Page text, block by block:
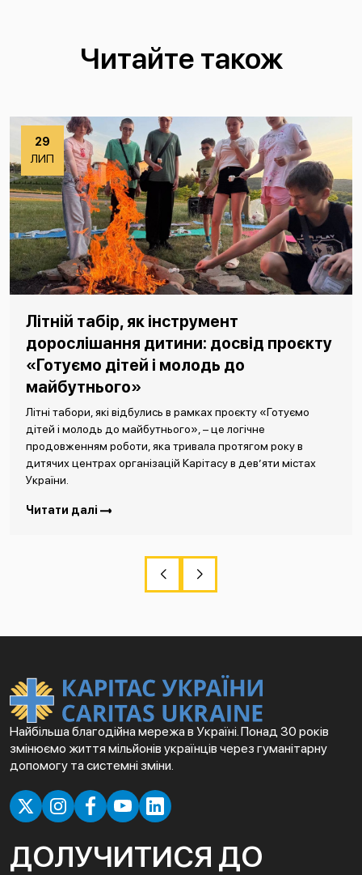
Читайте також
29
ЛИП
Літній табір, як інструмент
дорослішання дитини: досвід проєкту
«Готуємо дітей і молодь до
майбутнього»
Літні табори, які відбулись в рамках проєкту «Готуємо
дітей і молодь до майбутнього», – це логічне
продовженням роботи, яка тривала протягом року в
дитячих центрах організацій Карітасу в дев’яти містах
України.
Читати далі
Найбільша благодійна мережа в Україні. Понад 30 років
змінюємо життя мільйонів українців через гуманітарну
допомогу та системні зміни.
ДОЛУЧИТИСЯ ДО